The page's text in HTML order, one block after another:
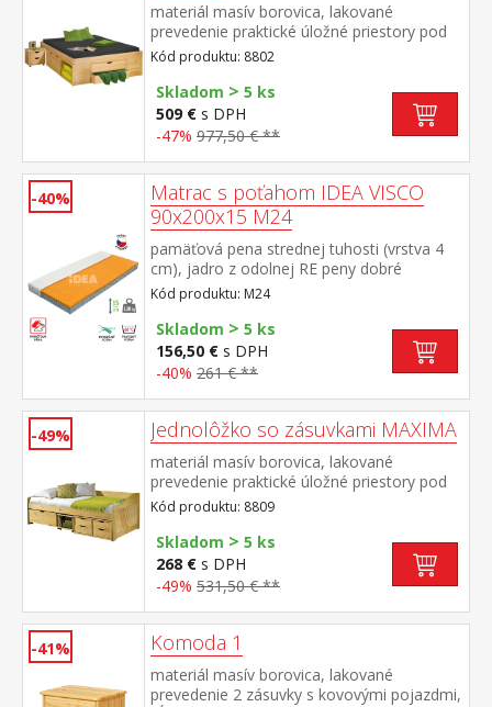
materiál masív borovica, lakované
prevedenie praktické úložné priestory pod
posteľou, výška sedu 44,5 cm 2 výsuvné
nočné stolíky a rošt (drevený latkový) sú v
cene, matrac nie je v cene odporúčaný
rozmer matraca 140 × 200 cm (M6)
Kód produktu: 8802
Skladom > 5 ks
509 € s DPH
-47% 977,50 € **
-40%
Matrac s poťahom IDEA VISCO
90x200x15 M24
pamäťová pena strednej tuhosti (vrstva 4
cm), jadro z odolnej RE peny dobré
ortopedické vlastností a dlhá životnosť
matraca vhodný pre všetky typy roštov
poťah priedušný, vyrobený z dvoch častí,
snímateľný a prateľný do 60 °C odporúčaná
nosnosť do 130 kg
Kód produktu: M24
Skladom > 5 ks
156,50 € s DPH
-40% 261 € **
-49% Jednolôžko so zásuvkami MAXIMA
materiál masív borovica, lakované
prevedenie praktické úložné priestory pod
posteľou (zásuvky a otvorená police) v
cene výška sedu 50 cm, cena vrátane roštu
(drevený latkový), matrac nie je v
cene odporúčaný rozmer matraca 90 × 200
cm (M2, M5, M9, M12, M24, M26) ako
vhodný doplnok odporúčame čalúnený
valec M10 hĺbka širokej zásuvky 65,5 cm,
hĺbka malých zásuviek 39 cm, hĺbka
otvorenej police 44,5 cm
Kód produktu: 8809
Skladom > 5 ks
268 € s DPH
-49% 531,50 € **
-41% Komoda 1
materiál masív borovica, lakované
prevedenie 2 zásuvky s kovovými pojazdmi,